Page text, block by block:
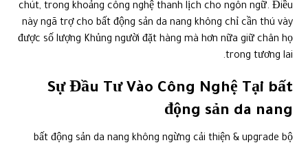
chút, trong khoảng công nghệ thanh lịch cho ngôn ngữ. Điều
này ngã trợ cho bất động sản da nang không chỉ cần thú vày
được số lượng Khủng người đặt hàng mà hơn nữa giữ chân họ
trong tương lai.
Sự Đầu Tư Vào Công Nghệ Tại bất
động sản da nang
bất động sản da nang không ngừng cải thiện & upgrade bộ